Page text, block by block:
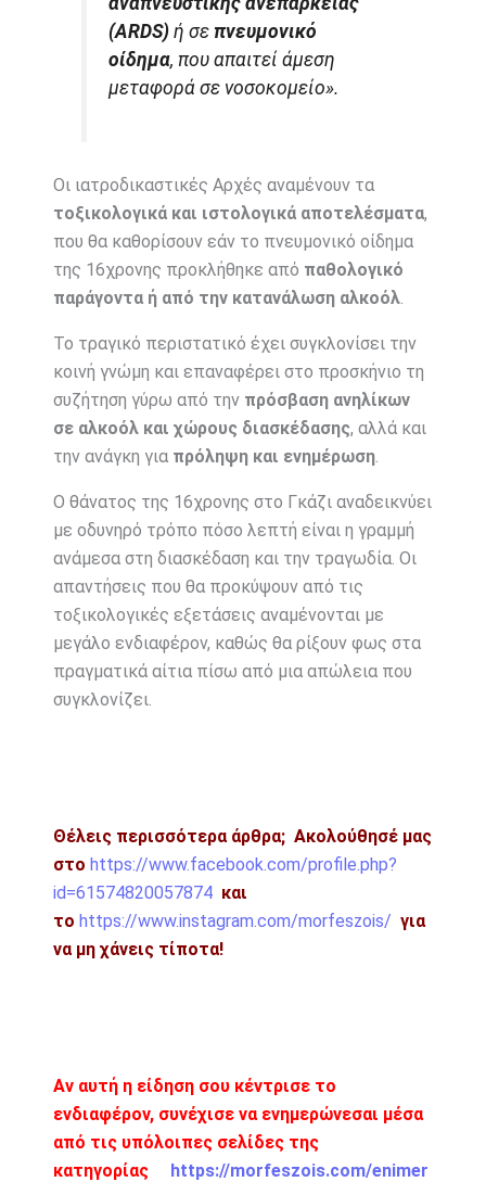
(ARDS) ή σε πνευμονικό
οίδημα, που απαιτεί άμεση
μεταφορά σε νοσοκομείο».
Οι ιατροδικαστικές Αρχές αναμένουν τα
τοξικολογικά και ιστολογικά αποτελέσματα,
που θα καθορίσουν εάν το πνευμονικό οίδημα
της 16χρονης προκλήθηκε από παθολογικό
παράγοντα ή από την κατανάλωση αλκοόλ.
Το τραγικό περιστατικό έχει συγκλονίσει την
κοινή γνώμη και επαναφέρει στο προσκήνιο τη
συζήτηση γύρω από την πρόσβαση ανηλίκων
σε αλκοόλ και χώρους διασκέδασης, αλλά και
την ανάγκη για πρόληψη και ενημέρωση.
Ο θάνατος της 16χρονης στο Γκάζι αναδεικνύει
με οδυνηρό τρόπο πόσο λεπτή είναι η γραμμή
ανάμεσα στη διασκέδαση και την τραγωδία. Οι
απαντήσεις που θα προκύψουν από τις
τοξικολογικές εξετάσεις αναμένονται με
μεγάλο ενδιαφέρον, καθώς θα ρίξουν φως στα
πραγματικά αίτια πίσω από μια απώλεια που
συγκλονίζει.
Θέλεις περισσότερα άρθρα; Ακολούθησέ μας
στο https://www.facebook.com/profile.php?
id=61574820057874 και
το https://www.instagram.com/morfeszois/ για
να μη χάνεις τίποτα!
Αν αυτή η είδηση σου κέντρισε το
ενδιαφέρον, συνέχισε να ενημερώνεσαι μέσα
από τις υπόλοιπες σελίδες της
κατηγορίας
https://morfeszois.com/enimer